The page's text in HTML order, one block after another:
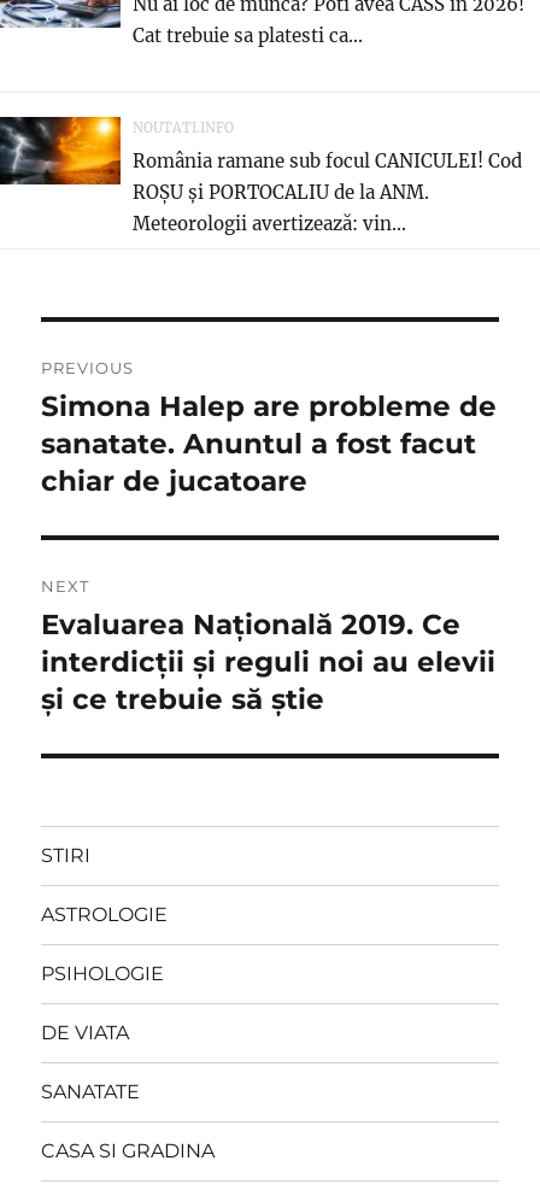
Cat trebuie sa platesti ca...
NOUTATI.INFO
România ramane sub focul CANICULEI! Cod
ROȘU și PORTOCALIU de la ANM.
Meteorologii avertizează: vin...
în
articole
PREVIOUS
Previous
post:
Simona Halep are probleme de
sanatate. Anuntul a fost facut
chiar de jucatoare
NEXT
Next
post:
Evaluarea Națională 2019. Ce
interdicții și reguli noi au elevii
și ce trebuie să știe
STIRI
ASTROLOGIE
PSIHOLOGIE
DE VIATA
SANATATE
CASA SI GRADINA